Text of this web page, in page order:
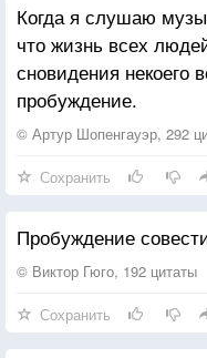
Когда я слушаю
что жизнь всех
сновидения некоего
пробуждение.
© Артур Шопенгауэр, 292
Сохранить
Пробуждение
© Виктор Гюго, 192 цитаты
Сохранить